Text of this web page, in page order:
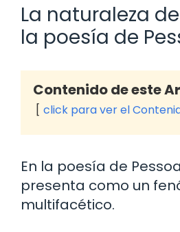
La naturaleza
la poesía de
Contenido de este
click para ver el
En la poesía de
presenta como un
multifacético.